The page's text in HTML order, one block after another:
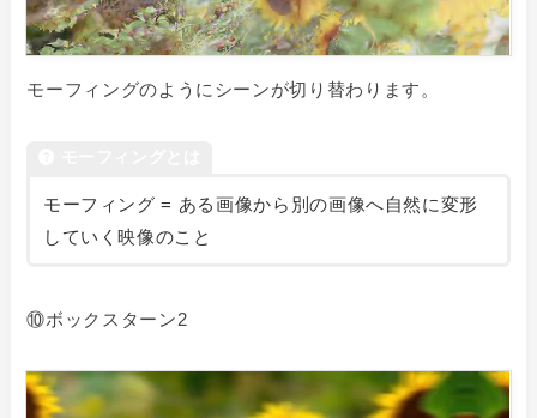
モーフィングのようにシーンが切り替わります。
モーフィング = ある画像から別の画像へ自然に変形
していく映像のこと
⑩ボックスターン2